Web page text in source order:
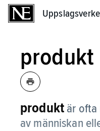
produkt
produkt är
av människan